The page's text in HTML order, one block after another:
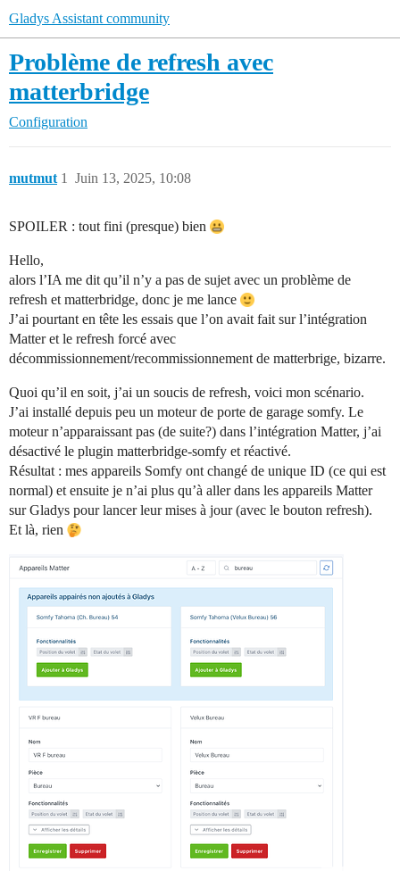
Gladys Assistant community
Problème de refresh avec
matterbridge
Configuration
mutmut Juin 13, 2025, 10:08
1
SPOILER : tout fini (presque) bien
Hello,
alors l’IA me dit qu’il n’y a pas de sujet avec un problème de
refresh et matterbridge, donc je me lance
J’ai pourtant en tête les essais que l’on avait fait sur l’intégration
Matter et le refresh forcé avec
décommissionnement/recommissionnement de matterbrige, bizarre.
Quoi qu’il en soit, j’ai un soucis de refresh, voici mon scénario.
J’ai installé depuis peu un moteur de porte de garage somfy. Le
moteur n’apparaissant pas (de suite?) dans l’intégration Matter, j’ai
désactivé le plugin matterbridge-somfy et réactivé.
Résultat : mes appareils Somfy ont changé de unique ID (ce qui est
normal) et ensuite je n’ai plus qu’à aller dans les appareils Matter
sur Gladys pour lancer leur mises à jour (avec le bouton refresh).
Et là, rien